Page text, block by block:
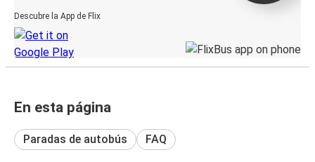
Descubre la App de Flix
En esta página
Paradas de autobús FAQ